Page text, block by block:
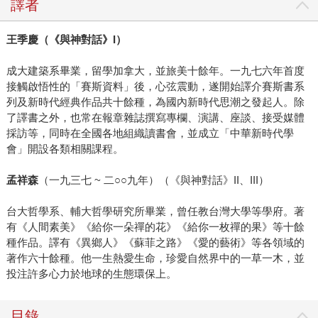
譯者
王季慶（《與神對話》I）
成大建築系畢業，留學加拿大，並旅美十餘年。一九七六年首度
接觸啟悟性的「賽斯資料」後，心弦震動，遂開始譯介賽斯書系
列及新時代經典作品共十餘種，為國內新時代思潮之發起人。除
了譯書之外，也常在報章雜誌撰寫專欄、演講、座談、接受媒體
採訪等，同時在全國各地組織讀書會，並成立「中華新時代學
會」開設各類相關課程。
孟祥森（一九三七 ~ 二○○九年）（《與神對話》II、III）
台大哲學系、輔大哲學研究所畢業，曾任教台灣大學等學府。著
有《人間素美》《給你一朵禪的花》《給你一枚禪的果》等十餘
種作品。譯有《異鄉人》《蘇菲之路》《愛的藝術》等各領域的
著作六十餘種。他一生熱愛生命，珍愛自然界中的一草一木，並
投注許多心力於地球的生態環保上。